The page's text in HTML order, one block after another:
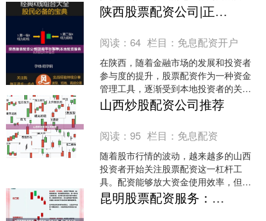
区的重要城市，其投资者对股票配资的
需求也在逐步增长。本文将....
陕西股票配资公司|正规平台推荐|本地配资服务
阅读：64 栏目： 免息配资开户
在陕西，随着金融市场的发展和投资者
参与度的提升，股票配资作为一种资金
管理工具，逐渐受到本地投资者的关
注。对于许多希望放大资金使用效率的
投资者而言，选择一家正规、....
山西炒股配资公司推荐
阅读：95 栏目： 免息配资
随着股市行情的波动，越来越多的山西
投资者开始关注股票配资这一杠杆工
具。配资能够放大资金使用效率，但同
时也伴随着较高的风险。对于山西本地
的股民来说，选择一家正规、....
昆明股票配资服务：正规平台，安全可靠，低门槛高杠杆